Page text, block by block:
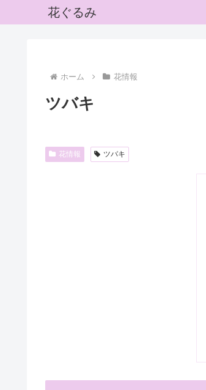
花ぐるみ
ホーム 花情報
ツバキ
花情報 ツバキ